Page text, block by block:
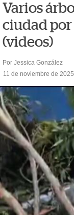
Varios
ciudad
(videos)
Por Jessica González
11 de noviembre de